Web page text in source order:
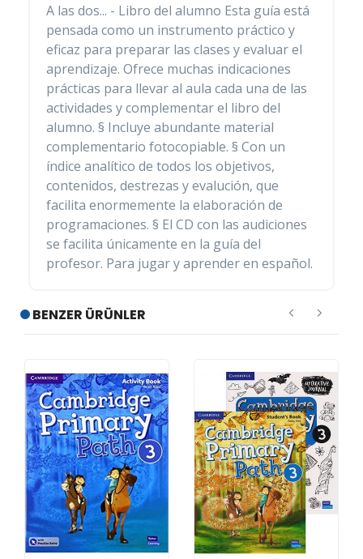
A las dos... - Libro del alumno Esta guía está
pensada como un instrumento práctico y
eficaz para preparar las clases y evaluar el
aprendizaje. Ofrece muchas indicaciones
prácticas para llevar al aula cada una de las
actividades y complementar el libro del
alumno. § Incluye abundante material
complementario fotocopiable. § Con un
índice analítico de todos los objetivos,
contenidos, destrezas y evalución, que
facilita enormemente la elaboración de
programaciones. § El CD con las audiciones
se facilita únicamente en la guía del
profesor. Para jugar y aprender en español.
BENZER ÜRÜNLER